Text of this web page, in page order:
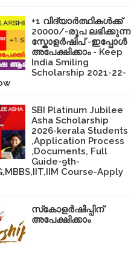
+1 വിദ്യാർത്ഥികൾക്ക്
20000/-രൂപ ലഭിക്കുന്ന
സ്കോളർഷിപ് -ഇപ്പോൾ
അപേക്ഷിക്കാം - Keep
India Smiling
Scholarship 2021-22-
SBI Platinum Jubilee
Asha Scholarship
2026-kerala Students
,Application Process
,Documents, Full
Guide-9th-
Course-Apply
സ്‌കോളർഷിപ്പിന്
അപേക്ഷിക്കാം